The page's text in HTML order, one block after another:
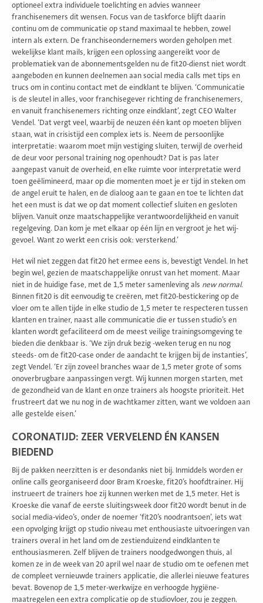
optioneel extra individuele toelichting en advies wanneer
franchisenemers dit wensen. Focus van de taskforce blijft daarin
continu om de communicatie op stand maximaal te hebben, zowel
intern als extern. De franchiseondernemers worden geholpen met
wekelijkse klant mails, krijgen een oplossing aangereikt voor de
problematiek van de abonnementsgelden nu de fit20-dienst niet wordt
aangeboden en kunnen deelnemen aan social media calls met tips en
trucs om in continu contact met de eindklant te blijven. ‘Communicatie
is de sleutel in alles, voor franchisegever richting de franchisenemers,
en vanuit franchisenemers richting onze eindklant’, zegt CEO Walter
Vendel. ‘Dat vergt veel, waarbij de neuzen één kant op moeten blijven
staan, wat in crisistijd een complex iets is. Neem de persoonlijke
interpretatie: waarom moet mijn vestiging sluiten, terwijl de overheid
de deur voor personal training nog openhoudt? Dat is pas later
aangepast vanuit de overheid, en elke ruimte voor interpretatie werd
toen geëlimineerd, maar op die momenten moet je er tijd in steken om
de angel eruit te halen, en de dialoog aan te gaan en toe te lichten dat
het een must is dat we op dat moment collectief sluiten en gesloten
blijven. Vanuit onze maatschappelijke verantwoordelijkheid en vanuit
regelgeving. Dan kom je met elkaar op één lijn en vergroot je het wij-
gevoel. Want zo werkt een crisis ook: versterkend.’
Het wil niet zeggen dat fit20 het ermee eens is, bevestigt Vendel. In het
begin wel, gezien de maatschappelijke onrust van het moment. Maar
niet in de huidige fase, met de 1,5 meter samenleving als new normal.
Binnen fit20 is dit eenvoudig te creëren, met fit20-bestickering op de
vloer om te allen tijde in elke studio de 1,5 meter te respecteren tussen
klanten en trainer, naast alle communicatie die er tussen studio’s en
klanten wordt gefaciliteerd om de meest veilige trainingsomgeving te
bieden die denkbaar is. ‘We zijn druk bezig -weken terug en nu nog
steeds- om de fit20-case onder de aandacht te krijgen bij de instanties’,
zegt Vendel. ‘Er zijn zoveel branches waar de 1,5 meter grote of soms
onoverbrugbare aanpassingen vergt. Wij kunnen morgen starten, met
de gezondheid van de klant en onze trainers als hoogste prioriteit. Het
frustreert dat we nu nog in de wachtkamer zitten, want we voldoen aan
alle gestelde eisen.’
CORONATIJD: ZEER VERVELEND ÉN KANSEN
BIEDEND
Bij de pakken neerzitten is er desondanks niet bij. Inmiddels worden er
online calls georganiseerd door Bram Kroeske, fit20’s hoofdtrainer. Hij
instrueert de trainers hoe zij kunnen werken met de 1,5 meter. Het is
Kroeske die vanaf de eerste sluitingsweek door fit20 wordt benut in de
social media-video’s, onder de noemer ‘fit20’s noodrantsoen’, iets wat
een opvolging krijgt op studio niveau met enthousiaste uitvoeringen van
trainers overal in het land om de zestienduizend eindklanten te
enthousiasmeren. Zelf blijven de trainers noodgedwongen thuis, al
komen ze in de week van 20 april wel naar de studio om te oefenen met
de compleet vernieuwde trainers applicatie, die allerlei nieuwe features
bevat. Bovenop de 1,5 meter-werkwijze en verhoogde hygiëne-
maatregelen een extra complicatie op de studiovloer, zou je zeggen.